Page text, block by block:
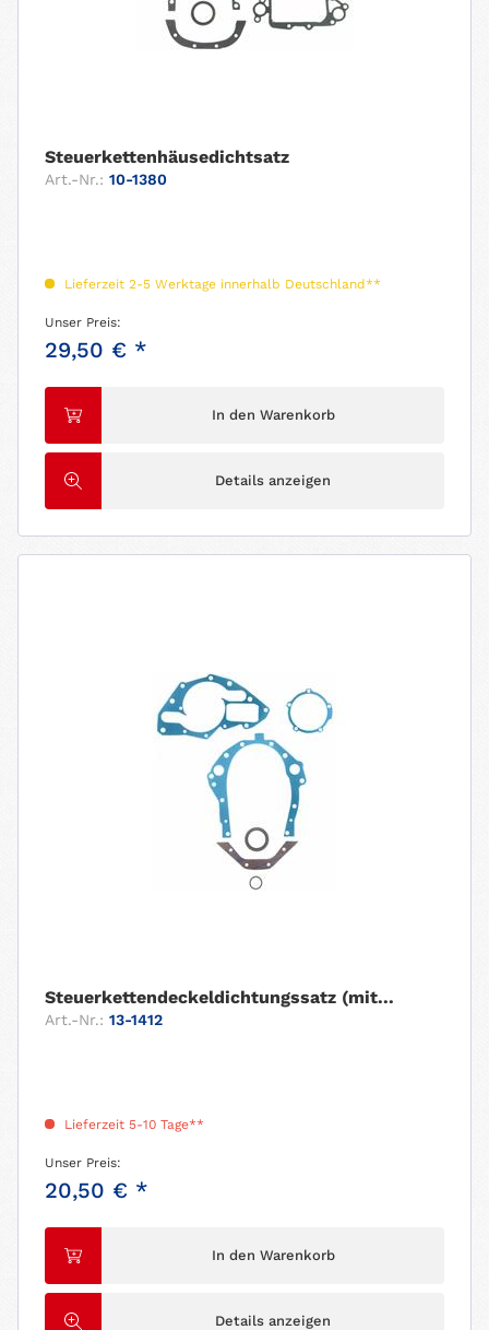
Steuerkettenhäusedichtsatz
Art.-Nr.: 10-1380
Lieferzeit 2-5 Werktage innerhalb Deutschland**
Unser Preis:
29,50 € *
In den Warenkorb
Details anzeigen
Steuerkettendeckeldichtungssatz (mit...
Art.-Nr.: 13-1412
Lieferzeit 5-10 Tage**
Unser Preis:
20,50 € *
In den Warenkorb
Details anzeigen